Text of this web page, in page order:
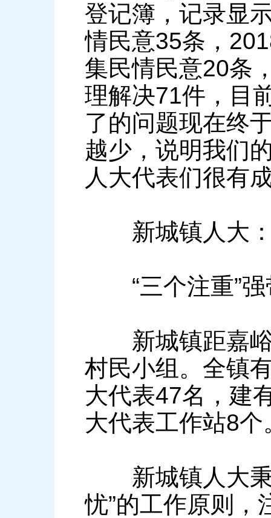
登记簿，记录显
情民意35条，
集民情民意20条
理解决71件，目
了的问题现在终
越少，说明我们
人大代表们很有
新城镇人大
“三个注重”强
新城镇距嘉峪
村民小组。全镇
大代表47名，建
大代表工作站8个
新城镇人大秉
忧”的工作原则，